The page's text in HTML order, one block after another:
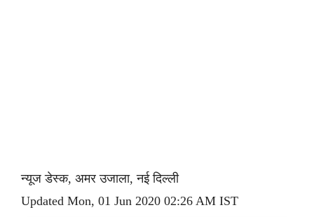
न्यूज डेस्क, अमर उजाला, नई दिल्ली
Updated Mon, 01 Jun 2020 02:26 AM IST